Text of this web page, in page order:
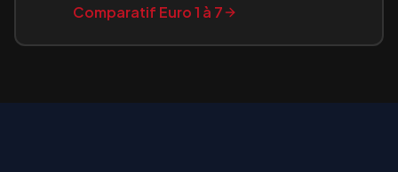
Comparatif Euro 1 à 7